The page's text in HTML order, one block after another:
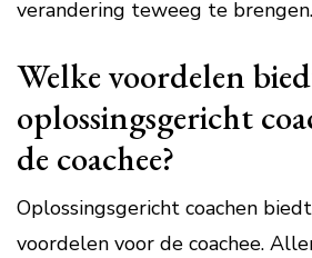
verandering teweeg te brengen.
Welke voordelen
oplossingsgericht
de coachee?
Oplossingsgericht coachen
voordelen voor de coachee.